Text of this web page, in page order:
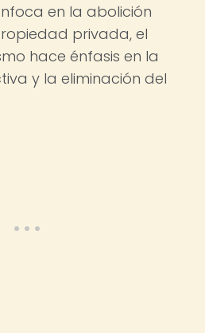
en la abolición
privada, el
hace énfasis en la
y la eliminación del